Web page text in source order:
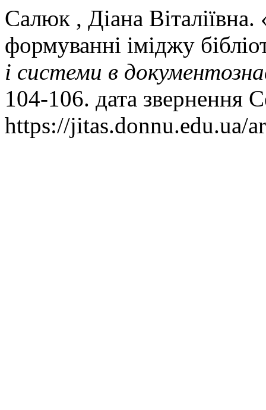
Салюк , Діана
формуванні іміджу
і системи в
104-106. дата звернення
https://jitas.donnu.edu.ua/